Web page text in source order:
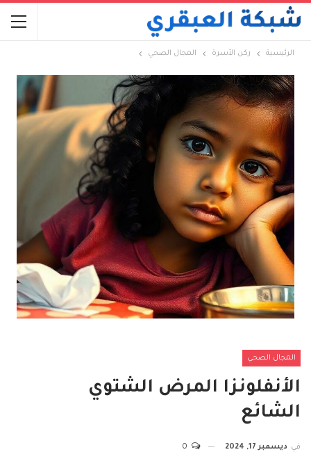
الرئيسية ركن الأسرة المجال الصحي
المجال الصحي
الأنفلونزا المرض الشتوي
الشائع
في ديسمبر 17, 2024